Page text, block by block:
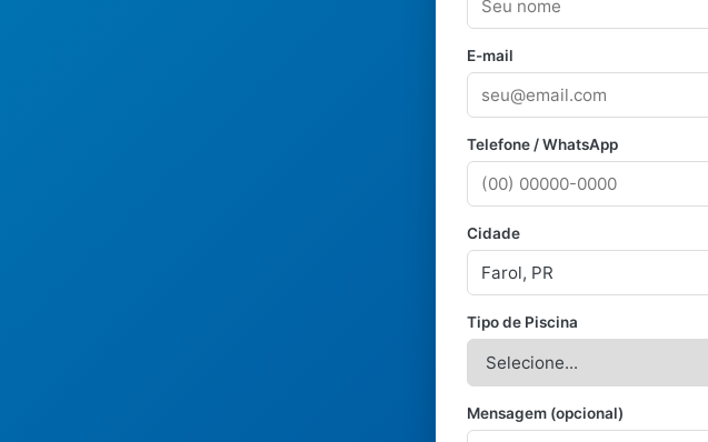
E-mail
Telefone / WhatsApp
Cidade
Tipo de Piscina
Mensagem (opcional)